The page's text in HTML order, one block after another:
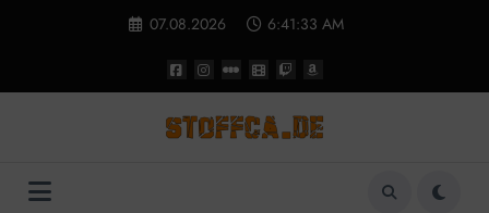
07.08.2026 6:41:33 AM